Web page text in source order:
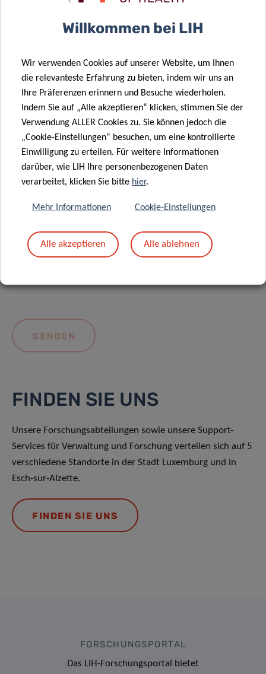
Nachricht
Mit dem Absenden Ihrer Nachricht erklären Sie
sich einverstanden mit
die LIH-
FINDEN SIE UNS
Unsere Forschungsabteilungen sowie unsere Support-
Services für Verwaltung und Forschung verteilen sich auf 5
verschiedene Standorte in der Stadt Luxemburg und in
Esch-sur-Alzette.
FINDEN SIE UNS
FORSCHUNGSPORTAL
Das LIH-Forschungsportal bietet
Willkommen bei LIH
Wir verwenden Cookies auf unserer Website, um Ihnen
die relevanteste Erfahrung zu bieten, indem wir uns an
Ihre Präferenzen erinnern und Besuche wiederholen.
Indem Sie auf „Alle akzeptieren“ klicken, stimmen Sie der
Verwendung ALLER Cookies zu. Sie können jedoch die
„Cookie-Einstellungen“ besuchen, um eine kontrollierte
Einwilligung zu erteilen. Für weitere Informationen
darüber, wie LIH Ihre personenbezogenen Daten
verarbeitet, klicken Sie bitte hier.
Mehr Informationen Cookie-Einstellungen
Alle akzeptieren Alle ablehnen